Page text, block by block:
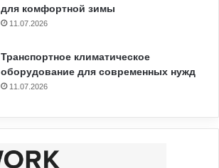
для комфортной зимы
11.07.2026
Транспортное климатическое
оборудование для современных нужд
11.07.2026